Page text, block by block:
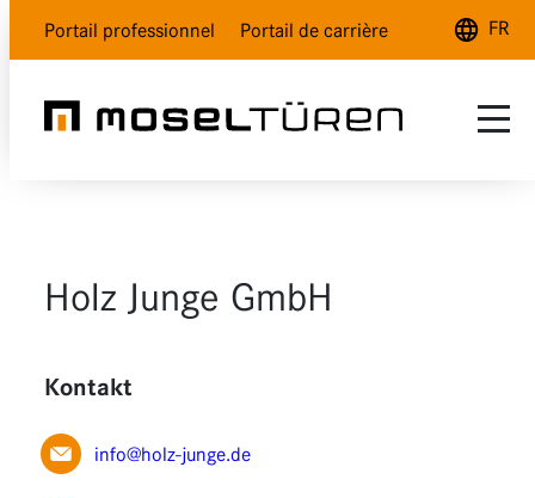
Portail professionnel Portail de carrière FR
Blanc polar
Gris lave
Aspect bois
Qui sommes-nous ?
Holz Junge GmbH
Kontakt
info@holz-junge.de